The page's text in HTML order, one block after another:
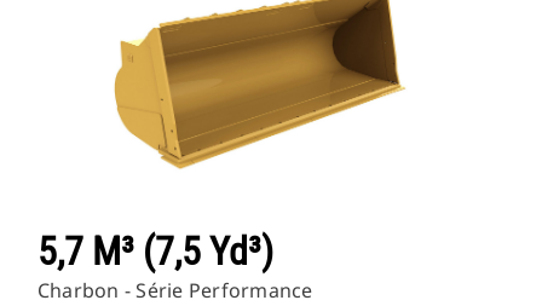
5,7 M³ (7,5 Yd³)
Charbon - Série Performance